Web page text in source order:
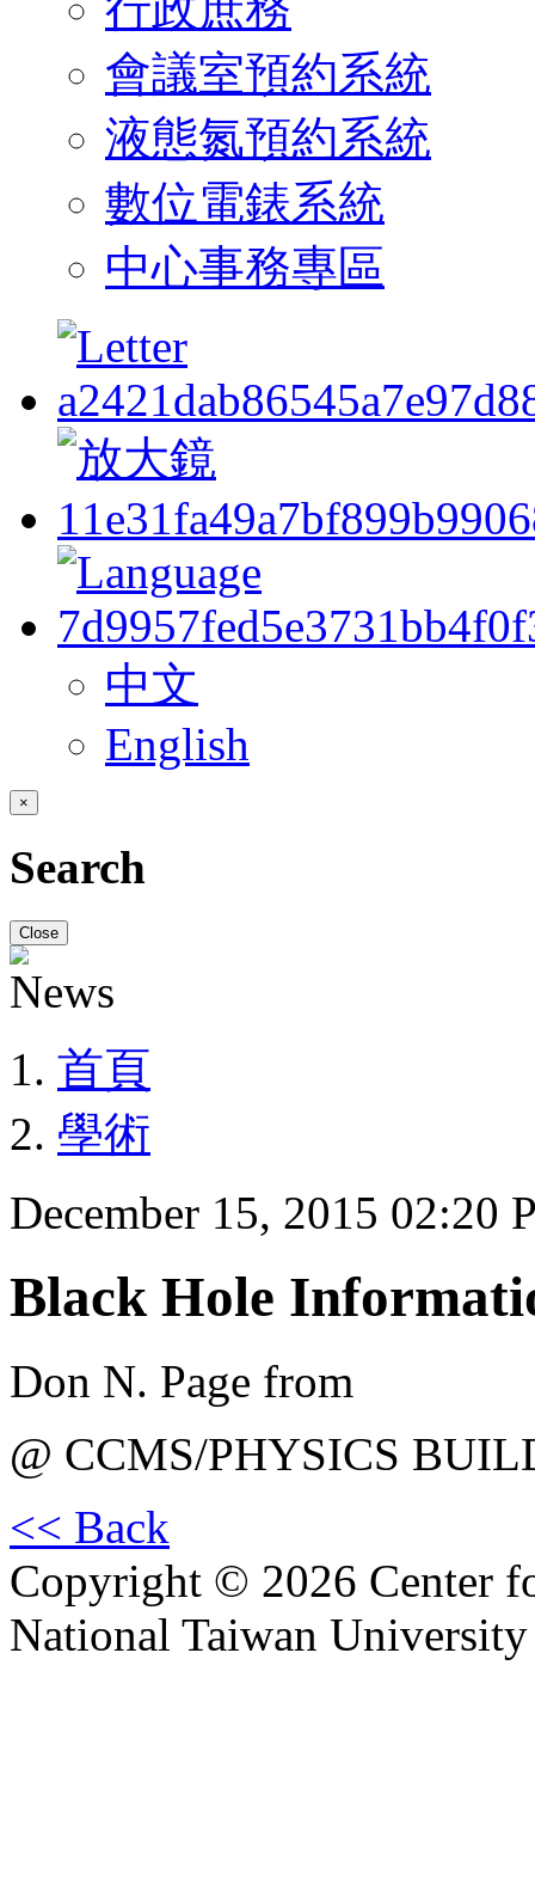
會議室預約系統
液態氮預約系統
數位電錶系統
中心事務專區
中文
English
×
Search
Close
首頁
學術
December 15, 2015 02:20
Black Hole
Don N. Page from
@ CCMS/PHYSICS
<< Back
Copyright © 2026 Center
National Taiwan University